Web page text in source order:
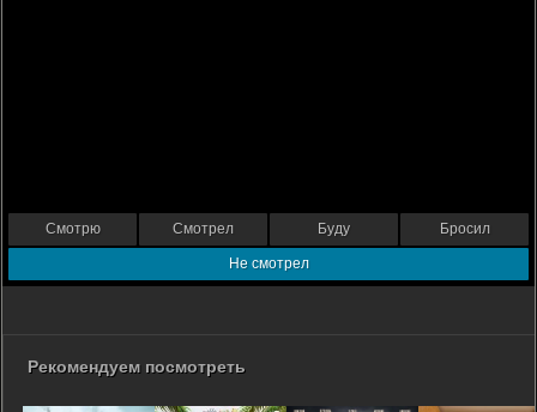
Смотрю Смотрел Буду Бросил
Не смотрел
Рекомендуем посмотреть